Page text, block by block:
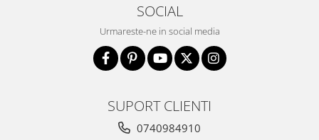
SOCIAL
Urmareste-ne in social media
SUPORT CLIENTI
0740984910